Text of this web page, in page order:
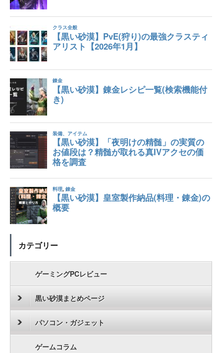
カテゴリー
ゲーミングPCレビュー
黒い砂漠まとめページ
パソコン・ガジェット
ゲームコラム